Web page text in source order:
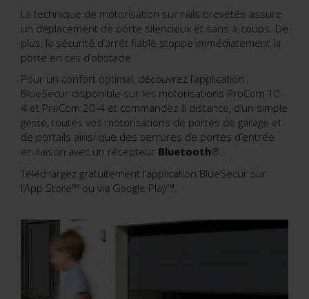
La technique de motorisation sur rails brevetée assure
un déplacement de porte silencieux et sans à-coups. De
plus, la sécurité d’arrêt fiable stoppe immédiatement la
porte en cas d’obstacle.
Pour un confort optimal, découvrez l’application
BlueSecur disponible sur les motorisations ProCom 10-
4 et ProCom 20-4 et commandez à distance, d’un simple
geste, toutes vos motorisations de portes de garage et
de portails ainsi que des serrures de portes d’entrée
en liaison avec un récepteur Bluetooth®.
Téléchargez gratuitement l’application BlueSecur sur
l’App Store™ ou via Google Play™.